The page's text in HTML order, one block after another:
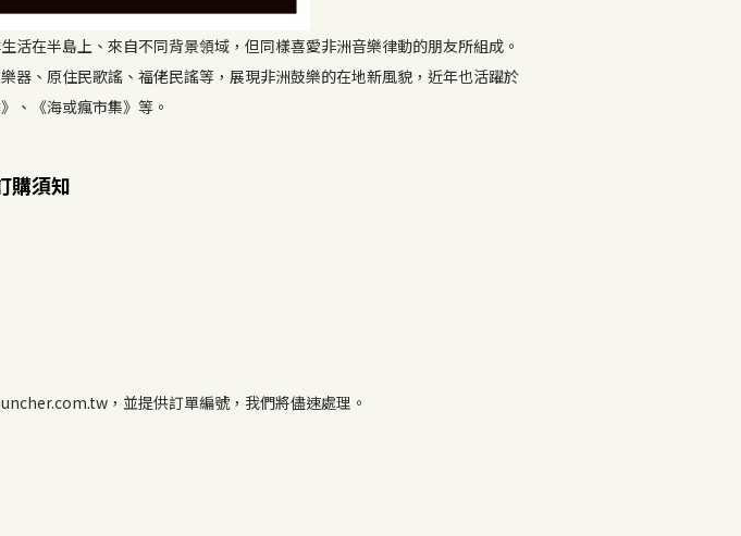
活在半島上、來自不同背景領域，但同樣喜愛非洲音樂律動的朋友所組成。
器、原住民歌謠、福佬民謠等，展現非洲鼓樂的在地新風貌，近年也活躍於
、《海或瘋市集》等。
購須知
，並提供訂單編號，我們將儘速處理。